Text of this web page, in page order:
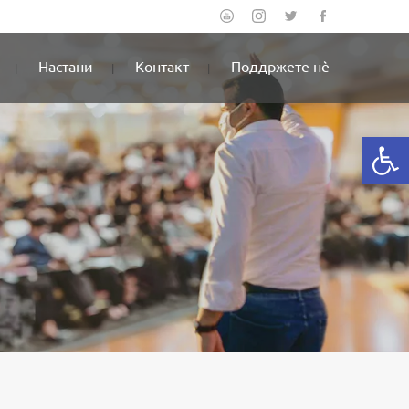
Настани Контакт Поддржете нè